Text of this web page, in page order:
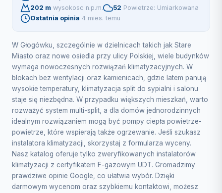
202 m wysokosc n.p.m. 52 Powietrze: Umiarkowana
Ostatnia opinia 4 mies. temu
W Głogówku, szczególnie w dzielnicach takich jak Stare
Miasto oraz nowe osiedla przy ulicy Polskiej, wiele budynków
wymaga nowoczesnych rozwiązań klimatyzacyjnych. W
blokach bez wentylacji oraz kamienicach, gdzie latem panują
wysokie temperatury, klimatyzacja split do sypialni i salonu
staje się niezbędna. W przypadku większych mieszkań, warto
rozważyć system multi-split, a dla domów jednorodzinnych
idealnym rozwiązaniem mogą być pompy ciepła powietrze-
powietrze, które wspierają także ogrzewanie. Jeśli szukasz
instalatora klimatyzacji, skorzystaj z formularza wyceny.
Nasz katalog oferuje tylko zweryfikowanych instalatorów
klimatyzacji z certyfikatem F-gazowym UDT. Gromadzimy
prawdziwe opinie Google, co ułatwia wybór. Dzięki
darmowym wycenom oraz szybkiemu kontaktowi, możesz